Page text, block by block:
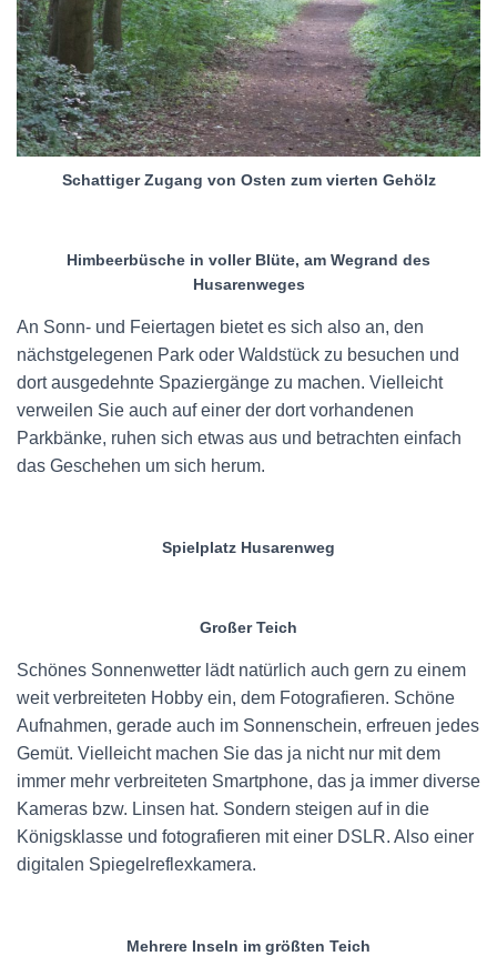
Schattiger Zugang von Osten zum vierten Gehölz
Himbeerbüsche in voller Blüte, am Wegrand des
Husarenweges
An Sonn- und Feiertagen bietet es sich also an, den
nächstgelegenen Park oder Waldstück zu besuchen und
dort ausgedehnte Spaziergänge zu machen. Vielleicht
verweilen Sie auch auf einer der dort vorhandenen
Parkbänke, ruhen sich etwas aus und betrachten einfach
das Geschehen um sich herum.
Spielplatz Husarenweg
Großer Teich
Schönes Sonnenwetter lädt natürlich auch gern zu einem
weit verbreiteten Hobby ein, dem Fotografieren. Schöne
Aufnahmen, gerade auch im Sonnenschein, erfreuen jedes
Gemüt. Vielleicht machen Sie das ja nicht nur mit dem
immer mehr verbreiteten Smartphone, das ja immer diverse
Kameras bzw. Linsen hat. Sondern steigen auf in die
Königsklasse und fotografieren mit einer DSLR. Also einer
digitalen Spiegelreflexkamera.
Mehrere Inseln im größten Teich